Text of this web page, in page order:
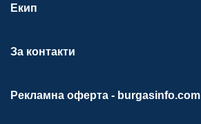
Екип
За контакти
Рекламна оферта - burgasinfo.com